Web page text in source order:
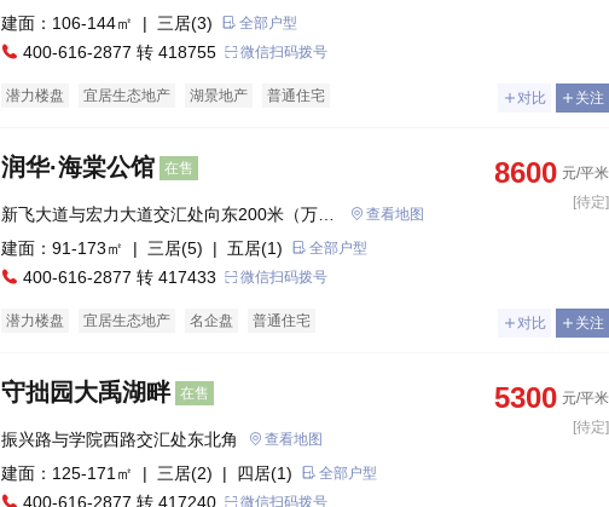
口）
建面：106-144㎡ | 三居(3) 全部户型
400-616-2877 转 418755 微信扫码拨号
潜力楼盘 宜居生态地产 湖景地产 普通住宅 对比 关注
润华·海棠公馆 在售 8600 元/平米
[待定]
新飞大道与宏力大道交汇处向东200米（万达
西邻）
查看地图
建面：91-173㎡ | 三居(5) | 五居(1) 全部户型
400-616-2877 转 417433 微信扫码拨号
潜力楼盘 宜居生态地产 名企盘 普通住宅 对比 关注
守拙园大禹湖畔 在售 5300 元/平米
[待定]
振兴路与学院西路交汇处东北角 查看地图
建面：125-171㎡ | 三居(2) | 四居(1) 全部户型
400-616-2877 转 417240 微信扫码拨号